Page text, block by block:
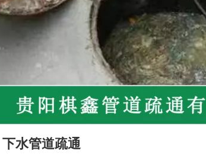
下水管道疏通